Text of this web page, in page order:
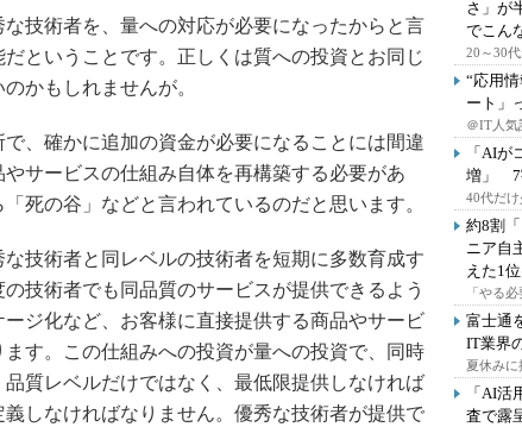
技術者を、量への対応が必要になったからと言
ということです。正しくは質への投資とお同じ
かもしれませんが。
、確かに追加の資金が必要になることには間違
サービスの仕組み自体を再構築する必要があ
死の谷」などと言われているのだと思います。
技術者と同レベルの技術者を短期に多数育成す
技術者でも同品質のサービスが提供できるよう
ジ化など、お客様に直接提供する商品やサービ
す。この仕組みへの投資が量への投資で、同時
質レベルだけではなく、最低限提供しなければ
しなければなりません。優秀な技術者が提供で
さ」が
でこん
20～30
“応用
ート」
＠IT人気
「AIが
増」 7
40代だけ
約8割
ニア自
えた1
「やる
富士通
IT業界
夏休みに
「AI
査で露